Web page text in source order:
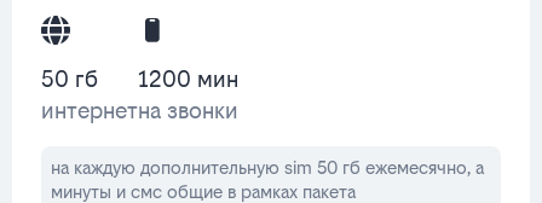
50 гб
интернет
1200 мин
на звонки
на каждую дополнительную sim 50 гб ежемесячно, а
минуты и смс общие в рамках пакета